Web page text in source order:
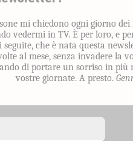
mi chiedono ogni giorno dei
vedermi in TV. È per loro, e
che è nata questa
al mese, senza invadere la
di portare un sorriso in più
vostre giornate. A presto.